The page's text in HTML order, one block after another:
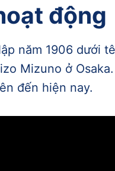
động
năm 1906 dưới
Mizuno ở
đến hiện nay.